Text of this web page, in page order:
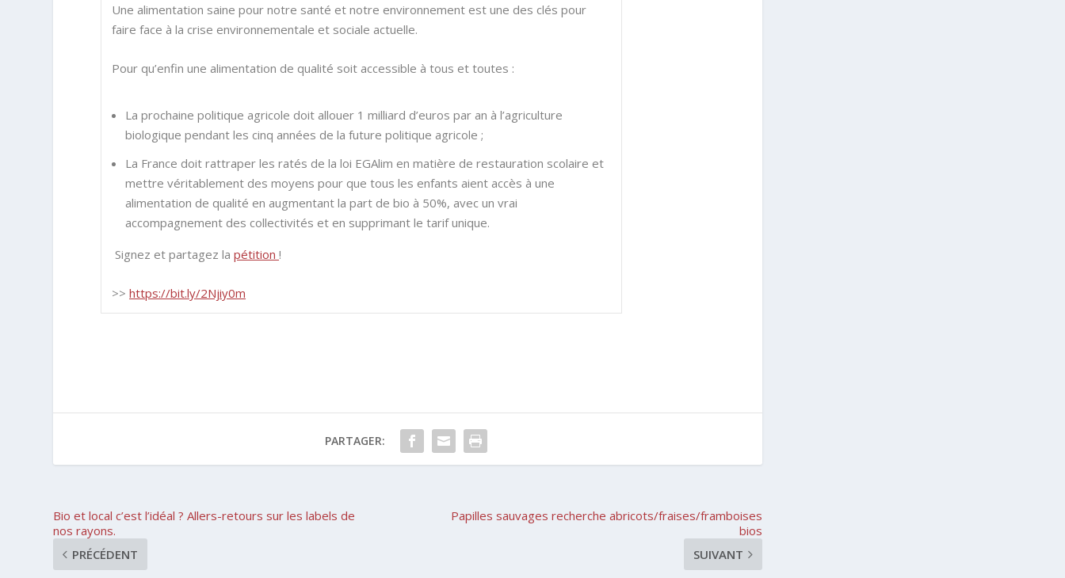
Une alimentation saine pour notre santé et notre environnement est une des clés pour
faire face à la crise environnementale et sociale actuelle.
Pour qu’enfin une alimentation de qualité soit accessible à tous et toutes :
La prochaine politique agricole doit allouer 1 milliard d’euros par an à l’agriculture
biologique pendant les cinq années de la future politique agricole ;
La France doit rattraper les ratés de la loi EGAlim en matière de restauration scolaire et
mettre véritablement des moyens pour que tous les enfants aient accès à une
alimentation de qualité en augmentant la part de bio à 50%, avec un vrai
accompagnement des collectivités et en supprimant le tarif unique.
Signez et partagez lapétition!
>>https://bit.ly/2Njiy0m
PARTAGER:
Bio et local c’est l’idéal ? Allers-retours sur les labels de
nos rayons.
PRÉCÉDENT
Papilles sauvages recherche abricots/fraises/framboises
bios
SUIVANT